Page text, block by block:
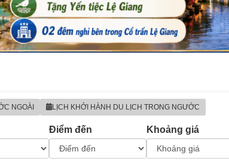
NGOÀI LỊCH KHỞI HÀNH DU LỊCH TRONG NGƯỚC
Điểm đến Khoảng giá